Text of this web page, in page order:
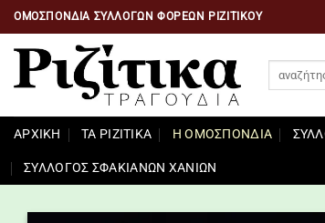
Μετάβαση
στο
περιεχόμενο
ΟΜΟΣΠΟΝΔΙΑ ΣΥΛΛΌΓΩΝ ΦΟΡΈΩΝ ΡΙΖΙΤΙΚΟΥ
ΑΡΧΙΚΉ ΤΑ ΡΙΖΙΤΙΚΑ Η ΟΜΟΣΠΟΝΔΙΑ
ΣΥΛΛΟΓΟΣ ΣΦΑΚΙΑΝΩΝ ΧΑΝΙΩΝ